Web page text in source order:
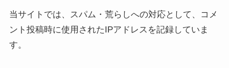
当サイトでは、スパム・荒らしへの対応として、コメ
ント投稿時に使用されたIPアドレスを記録していま
す。